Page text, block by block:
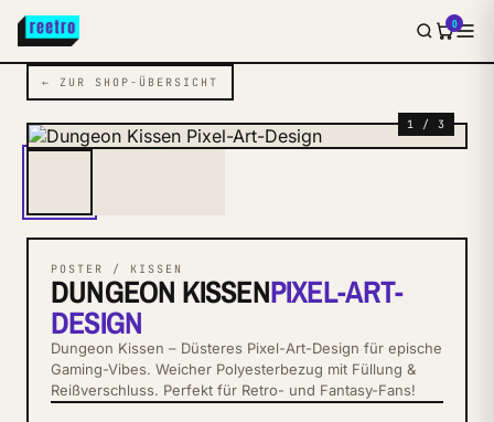
0
← ZUR SHOP-ÜBERSICHT
1 / 3
POSTER / KISSEN
DUNGEON KISSENPIXEL-ART-
DESIGN
Dungeon Kissen – Düsteres Pixel-Art-Design für epische
Gaming-Vibes. Weicher Polyesterbezug mit Füllung &
Reißverschluss. Perfekt für Retro- und Fantasy-Fans!